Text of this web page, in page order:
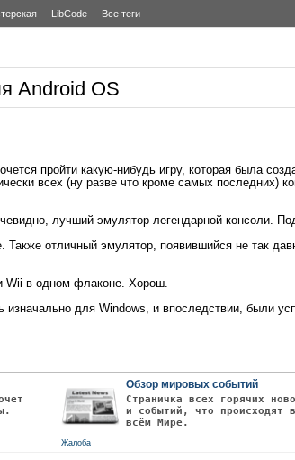
LibCode Все теги
Android OS
пройти какую-нибудь игру, которая была
всех (ну разве что кроме самых последних)
лучший эмулятор легендарной консоли.
отличный эмулятор, появившийся не так
Wii в одном флаконе. Хорош.
изначально для Windows, и впоследствии, были
Обзор мировых событий
Страничка всех горячих
и событий, что происходят
всём Мире.
Жалоба